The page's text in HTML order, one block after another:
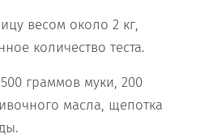
весом около 2 кг,
количество теста.
граммов муки, 200
масла, щепотка